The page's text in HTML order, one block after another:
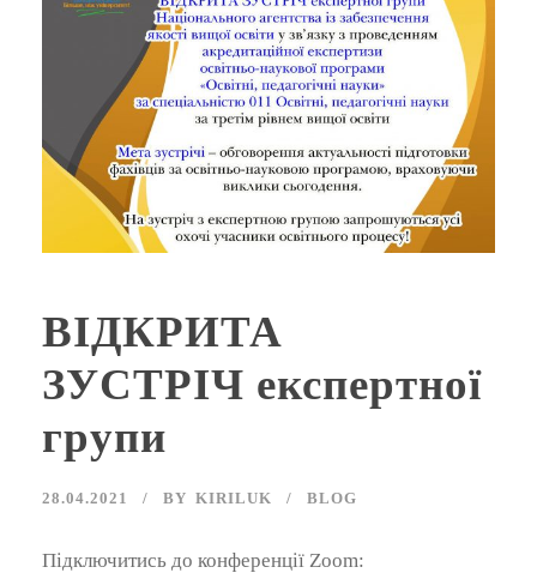
ВІДКРИТА
ЗУСТРІЧ експертної
групи
28.04.2021 BY KIRILUK BLOG
Підключитись до конференції Zoom: